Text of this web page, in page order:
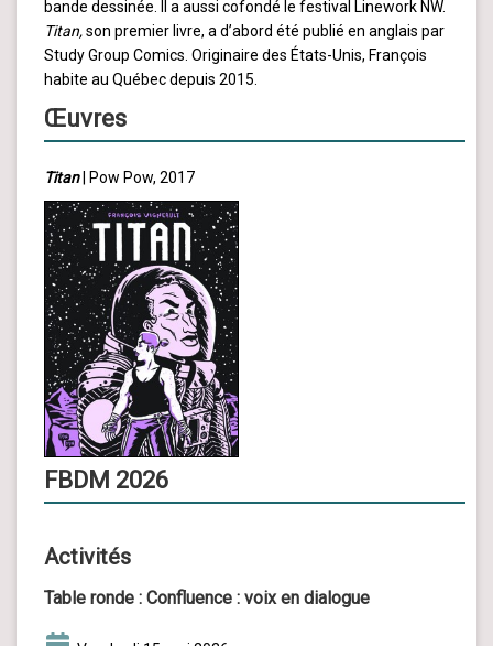
bande dessinée. Il a aussi cofondé le festival Linework NW.
Titan,son premier livre, a d’abord été publié en anglais par
Study Group Comics. Originaire des États-Unis, François
habite au Québec depuis 2015.
Œuvres
Titan| Pow Pow, 2017
FBDM 2026
Activités
Table ronde : Confluence : voix en dialogue